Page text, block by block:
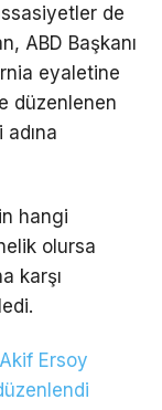
de
ABD Başkanı
eyaletine
düzenlenen
hangi
olursa
karşı
Ersoy